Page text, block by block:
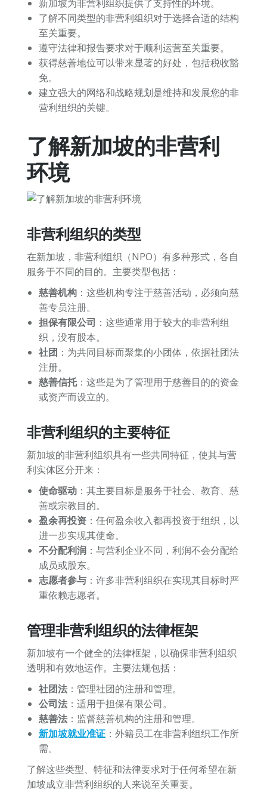
新加坡为非营利组织提供了支持性的环境。
了解不同类型的非营利组织对于选择合适的结构
至关重要。
遵守法律和报告要求对于顺利运营至关重要。
获得慈善地位可以带来显著的好处，包括税收豁
免。
建立强大的网络和战略规划是维持和发展您的非
营利组织的关键。
了解新加坡的非营利
环境
非营利组织的类型
在新加坡，非营利组织（NPO）有多种形式，各自
服务于不同的目的。主要类型包括：
慈善机构：这些机构专注于慈善活动，必须向慈
善专员注册。
担保有限公司 ：这些通常用于较大的非营利组
织，没有股本。
社团 ：为共同目标而聚集的小团体，依据社团法
注册。
慈善信托：这些是为了管理用于慈善目的的资金
或资产而设立的。
非营利组织的主要特征
新加坡的非营利组织具有一些共同特征，使其与营
利实体区分开来：
使命驱动：其主要目标是服务于社会、教育、慈
善或宗教目的。
盈余再投资：任何盈余收入都再投资于组织，以
进一步实现其使命。
不分配利润：与营利企业不同，利润不会分配给
成员或股东。
志愿者参与：许多非营利组织在实现其目标时严
重依赖志愿者。
管理非营利组织的法律框架
新加坡有一个健全的法律框架，以确保非营利组织
透明和有效地运作。主要法规包括：
社团法：管理社团的注册和管理。
公司法：适用于担保有限公司。
慈善法：监督慈善机构的注册和管理。
新加坡就业准证：外籍员工在非营利组织工作所
需。
了解这些类型、特征和法律要求对于任何希望在新
加坡成立非营利组织的人来说至关重要。